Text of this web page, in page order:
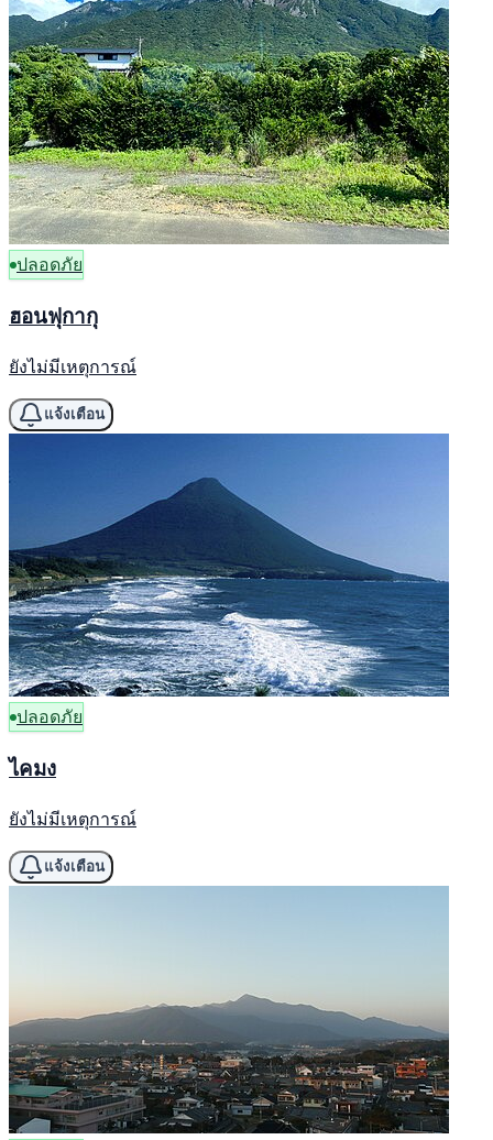
ปลอดภัย
ฮอนฟุกากุ
ยังไม่มีเหตุการณ์
แจ้งเตือน
ปลอดภัย
ไคมง
ยังไม่มีเหตุการณ์
แจ้งเตือน